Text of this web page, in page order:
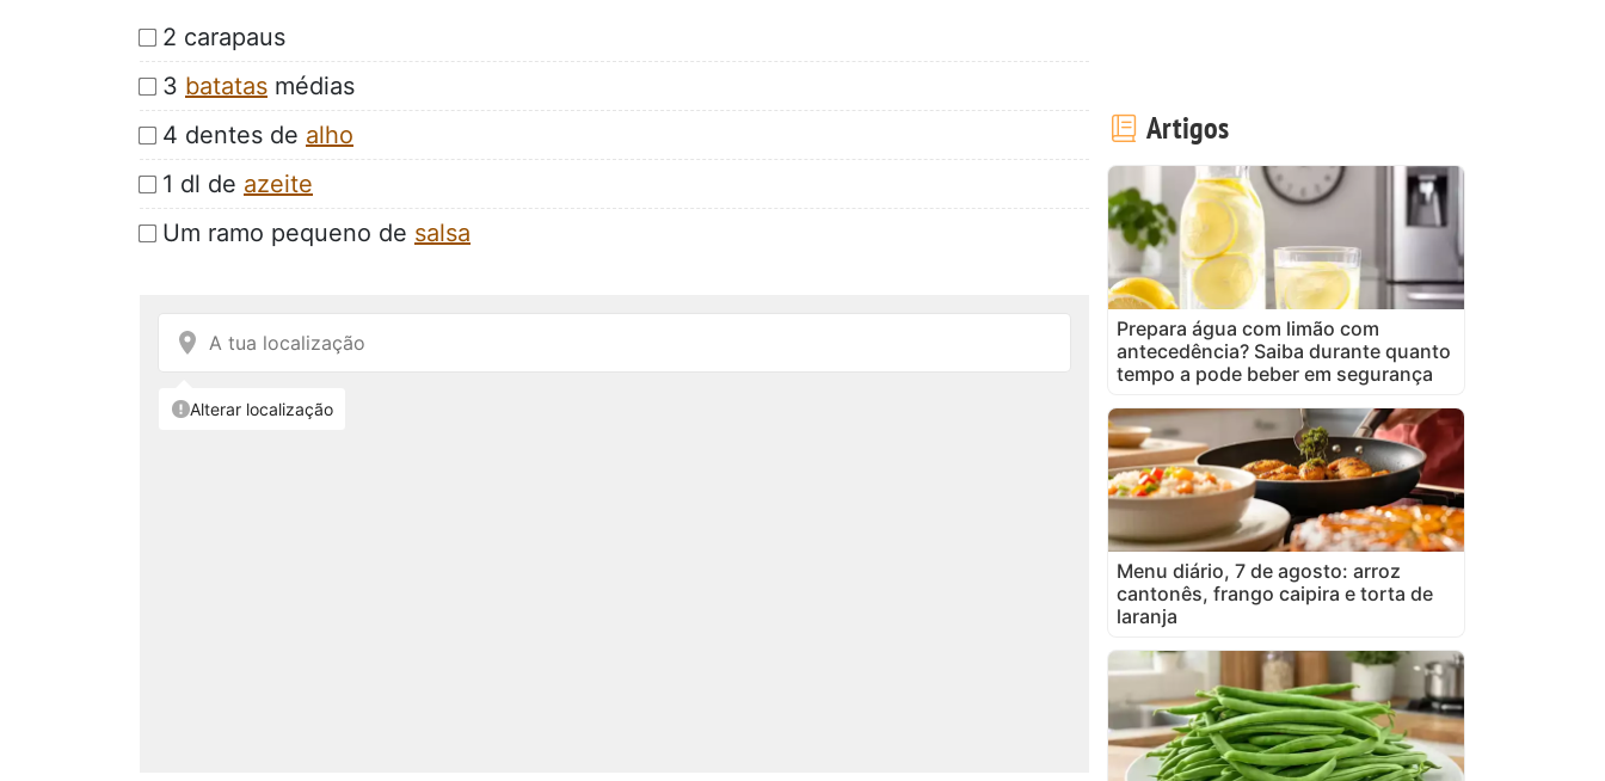
2 carapaus
3 batatas médias
4 dentes de alho
1 dl de azeite
Um ramo pequeno de salsa
Artigos
Prepara água com limão com
antecedência? Saiba durante quanto
tempo a pode beber em segurança
Menu diário, 7 de agosto: arroz
cantonês, frango caipira e torta de
laranja